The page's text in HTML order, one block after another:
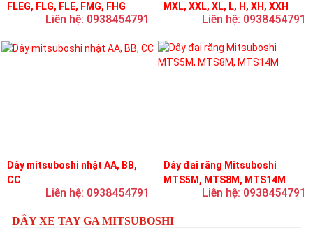
FLEG, FLG, FLE, FMG, FHG
Liên hệ: 0938454791
MXL, XXL, XL, L, H, XH, XXH
Liên hệ: 0938454791
Dây mitsuboshi nhật AA, BB,
CC
Liên hệ: 0938454791
Dây đai răng Mitsuboshi
MTS5M, MTS8M, MTS14M
Liên hệ: 0938454791
DÂY XE TAY GA MITSUBOSHI